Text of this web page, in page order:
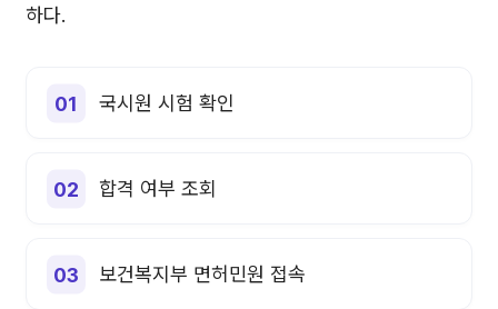
하다.
국시원 시험 확인
합격 여부 조회
보건복지부 면허민원 접속